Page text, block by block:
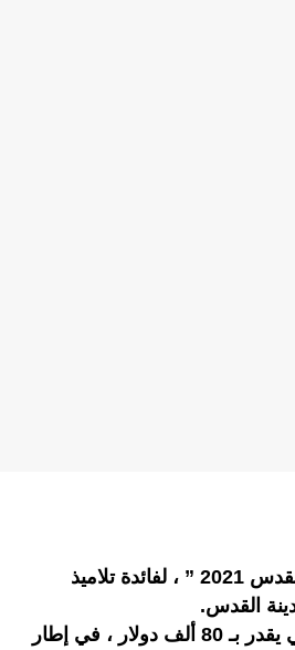
أطلقت وكالة بيت مال القدس الشريف حملة ” شتاء القدس 2021 ” ، لفائدة تلاميذ
القدس.
وتندرج هذه الحملة ، التي رصد لها غلاف مالي إجمالي يقدر بـ 80 ألف دولار ، في إطار